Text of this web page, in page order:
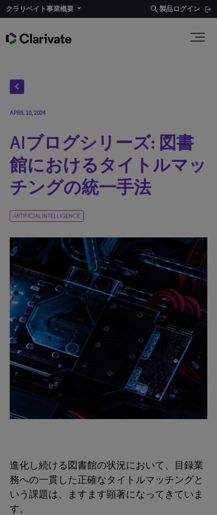
クラリベイト事業概要​ search製品ログイン
chevron_left
APRIL 10, 2024
AIブログシリーズ: 図書
館におけるタイトルマッ
チングの統一手法
ARTIFICIAL INTELLIGENCE
進化し続ける図書館の状況において、目録業
務への一貫した正確なタイトルマッチングと
いう課題は、ますます顕著になってきていま
す。